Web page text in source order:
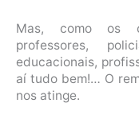
Mas, como os
professores,
educacionais,
aí tudo bem!… O
nos atinge.